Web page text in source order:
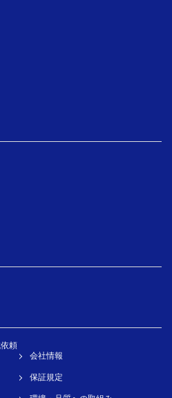
頼
会社情報
保証規定